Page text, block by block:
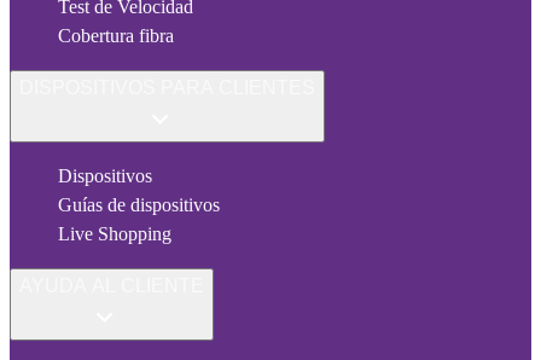
Test de Velocidad
Cobertura fibra
Dispositivos
Guías de dispositivos
Live Shopping